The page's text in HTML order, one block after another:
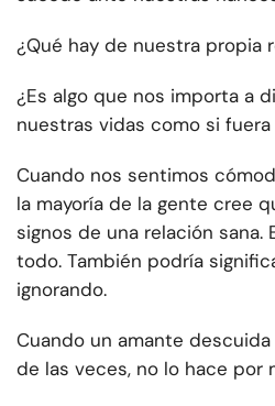
¿Qué hay de nuestra propia
¿Es algo que nos importa a
nuestras vidas como si
Cuando nos sentimos
la mayoría de la gente cree
signos de una relación sana.
todo. También podría
ignorando.
Cuando un amante descuida
de las veces, no lo hace por